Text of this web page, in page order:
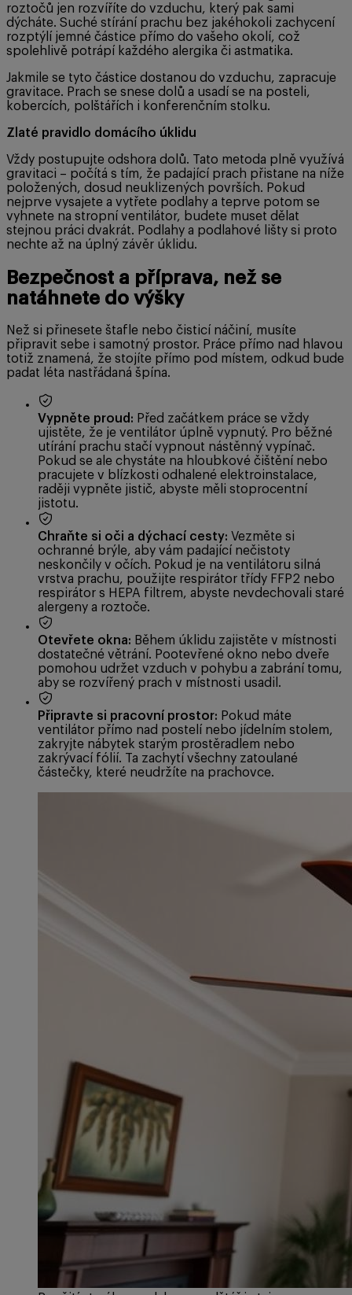
roztočů jen rozvíříte do vzduchu, který pak sami
dýcháte. Suché stírání prachu bez jakéhokoli zachycení
rozptýlí jemné částice přímo do vašeho okolí, což
spolehlivě potrápí každého alergika či astmatika.
Jakmile se tyto částice dostanou do vzduchu, zapracuje
gravitace. Prach se snese dolů a usadí se na posteli,
kobercích, polštářích i konferenčním stolku.
Zlaté pravidlo domácího úklidu
Vždy postupujte odshora dolů. Tato metoda plně využívá
gravitaci – počítá s tím, že padající prach přistane na níže
položených, dosud neuklizených površích. Pokud
nejprve vysajete a vytřete podlahy a teprve potom se
vyhnete na stropní ventilátor, budete muset dělat
stejnou práci dvakrát. Podlahy a podlahové lišty si proto
nechte až na úplný závěr úklidu.
Bezpečnost a příprava, než se
natáhnete do výšky
Než si přinesete štafle nebo čisticí náčiní, musíte
připravit sebe i samotný prostor. Práce přímo nad hlavou
totiž znamená, že stojíte přímo pod místem, odkud bude
padat léta nastřádaná špína.
Vypněte proud: Před začátkem práce se vždy
ujistěte, že je ventilátor úplně vypnutý. Pro běžné
utírání prachu stačí vypnout nástěnný vypínač.
Pokud se ale chystáte na hloubkové čištění nebo
pracujete v blízkosti odhalené elektroinstalace,
raději vypněte jistič, abyste měli stoprocentní
jistotu.
Chraňte si oči a dýchací cesty: Vezměte si
ochranné brýle, aby vám padající nečistoty
neskončily v očích. Pokud je na ventilátoru silná
vrstva prachu, použijte respirátor třídy FFP2 nebo
respirátor s HEPA filtrem, abyste nevdechovali staré
alergeny a roztoče.
Otevřete okna: Během úklidu zajistěte v místnosti
dostatečné větrání. Pootevřené okno nebo dveře
pomohou udržet vzduch v pohybu a zabrání tomu,
aby se rozvířený prach v místnosti usadil.
Připravte si pracovní prostor: Pokud máte
ventilátor přímo nad postelí nebo jídelním stolem,
zakryjte nábytek starým prostěradlem nebo
zakrývací fólií. Ta zachytí všechny zatoulané
částečky, které neudržíte na prachovce.